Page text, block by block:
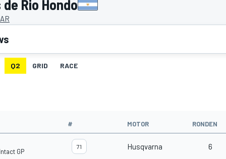
Rio Hondo
Q2 GRID RACE
# MOTOR RONDEN
GP
71 Husqvarna 6